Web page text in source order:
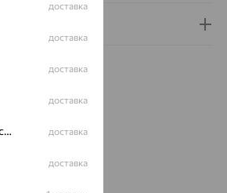
доставка
доставка
доставка
доставка
Ардатов (рабочий поселок) доставка
доставка